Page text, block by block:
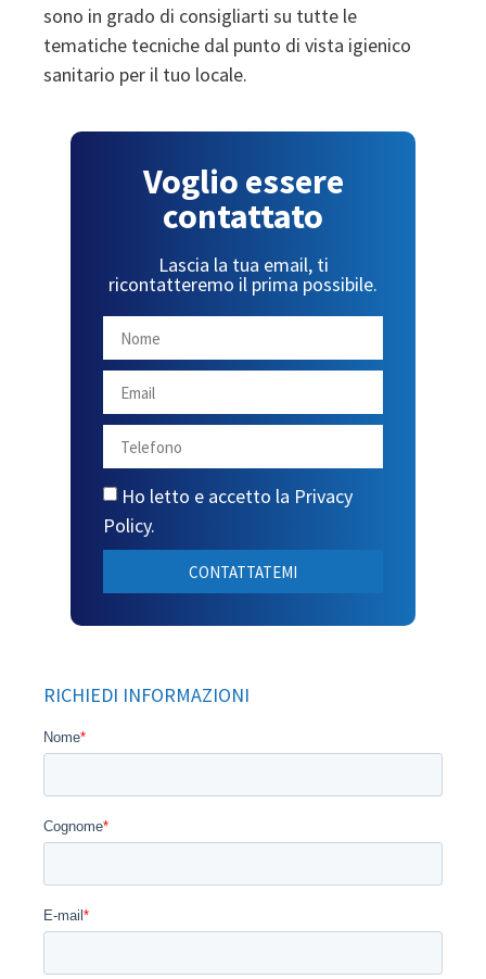
sono in grado di consigliarti su tutte le
tematiche tecniche dal punto di vista igienico
sanitario per il tuo locale.
Voglio essere
contattato
Lascia la tua email, ti
ricontatteremo il prima possibile.
Ho letto e accetto la Privacy
Policy.
CONTATTATEMI
RICHIEDI INFORMAZIONI